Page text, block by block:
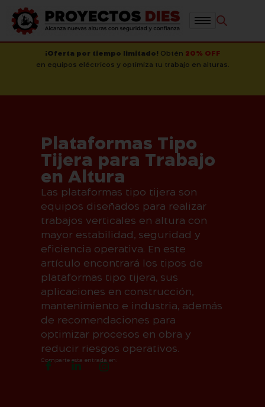
¡Oferta por tiempo limitado! Obtén 20% OFF
en equipos eléctricos y optimiza tu trabajo en alturas.
Plataformas Tipo
Tijera para Trabajo
en Altura
Las plataformas tipo tijera son
equipos diseñados para realizar
trabajos verticales en altura con
mayor estabilidad, seguridad y
eficiencia operativa. En este
artículo encontrará los tipos de
plataformas tipo tijera, sus
aplicaciones en construcción,
mantenimiento e industria, además
de recomendaciones para
optimizar procesos en obra y
reducir riesgos operativos.
Comparte esta entrada en: